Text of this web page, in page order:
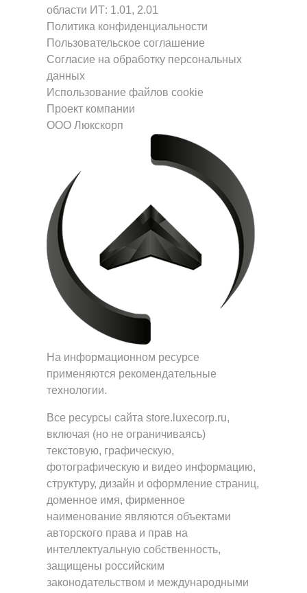
области ИТ: 1.01, 2.01
Политика конфиденциальности
Пользовательское соглашение
Согласие на обработку персональных
данных
Использование файлов cookie
Проект компании
ООО Люкскорп
На информационном ресурсе
применяются рекомендательные
технологии.
Все ресурсы сайта store.luxecorp.ru,
включая (но не ограничиваясь)
текстовую, графическую,
фотографическую и видео информацию,
структуру, дизайн и оформление страниц,
доменное имя, фирменное
наименование являются объектами
авторского права и прав на
интеллектуальную собственность,
защищены российским
законодательством и международными